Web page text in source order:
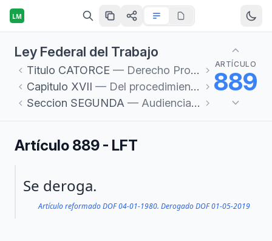
LM
Ley Federal del Trabajo
Titulo CATORCE — Derecho Procesal del Trabajo
Capitulo XVII — Del procedimiento ordinario
Seccion SEGUNDA — Audiencia de Juicio
ARTÍCULO
889
Artículo 889 - LFT
Párrafo 1
Se deroga.
Artículo reformado DOF 04-01-1980. Derogado DOF 01-05-2019